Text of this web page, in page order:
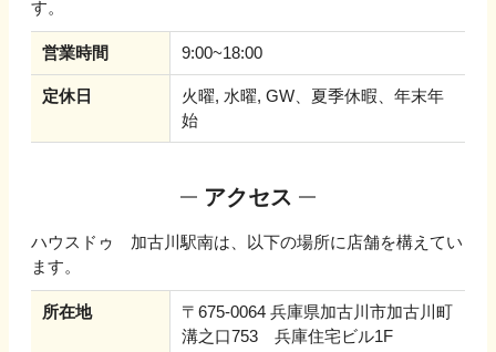
す。
営業時間 9:00~18:00
定休日
火曜, 水曜, GW、夏季休暇、年末年
始
アクセス
ハウスドゥ 加古川駅南は、以下の場所に店舗を構えてい
ます。
所在地
〒675-0064 兵庫県加古川市加古川町
溝之口753 兵庫住宅ビル1F